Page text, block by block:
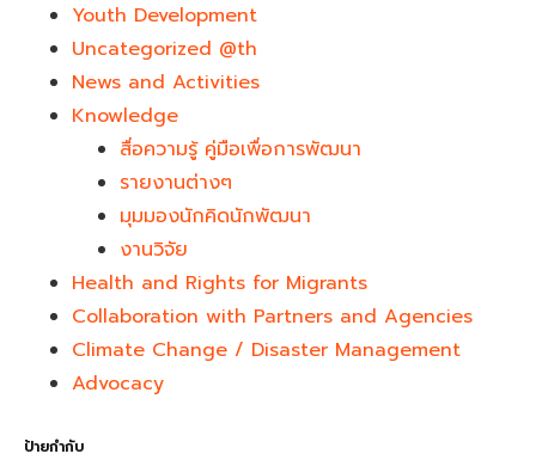
Youth Development​
Uncategorized @th
News and Activities
Knowledge
สื่อความรู้ คู่มือเพื่อการพัฒนา
รายงานต่างๆ
มุมมองนักคิดนักพัฒนา
งานวิจัย
Health and Rights for Migrants
Collaboration with Partners and Agencies
Climate Change / Disaster Management
Advocacy
ป้ายกำกับ